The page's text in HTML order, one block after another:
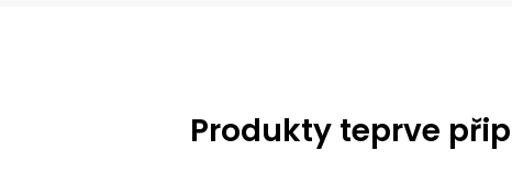
Produkty teprve